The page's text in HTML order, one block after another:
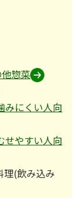
惣菜
みにくい人向
せやすい人向
理(飲み込み